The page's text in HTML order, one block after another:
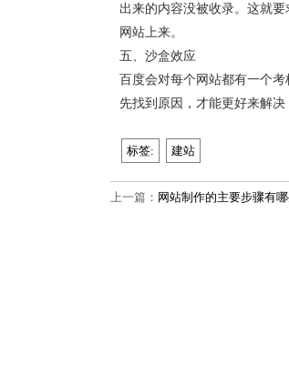
出来的内容没被收录。这就
网站上来。
五、沙盒效应
百度会对每个网站都有一个
先找到原因，才能更好来解
标签: 建站
上一篇： 网站制作的主要步骤有哪